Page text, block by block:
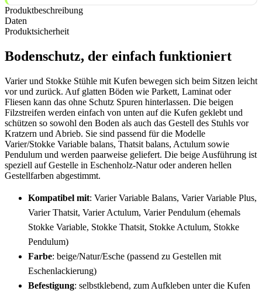
Produktbeschreibung
Daten
Produktsicherheit
Bodenschutz, der einfach funktioniert
Varier und Stokke Stühle mit Kufen bewegen sich beim Sitzen leicht
vor und zurück. Auf glatten Böden wie Parkett, Laminat oder
Fliesen kann das ohne Schutz Spuren hinterlassen. Die beigen
Filzstreifen werden einfach von unten auf die Kufen geklebt und
schützen so sowohl den Boden als auch das Gestell des Stuhls vor
Kratzern und Abrieb. Sie sind passend für die Modelle
Varier/Stokke Variable balans, Thatsit balans, Actulum sowie
Pendulum und werden paarweise geliefert. Die beige Ausführung ist
speziell auf Gestelle in Eschenholz-Natur oder anderen hellen
Gestellfarben abgestimmt.
Kompatibel mit: Varier Variable Balans, Varier Variable Plus,
Varier Thatsit, Varier Actulum, Varier Pendulum (ehemals
Stokke Variable, Stokke Thatsit, Stokke Actulum, Stokke
Pendulum)
Farbe: beige/Natur/Esche (passend zu Gestellen mit
Eschenlackierung)
Befestigung: selbstklebend, zum Aufkleben unter die Kufen